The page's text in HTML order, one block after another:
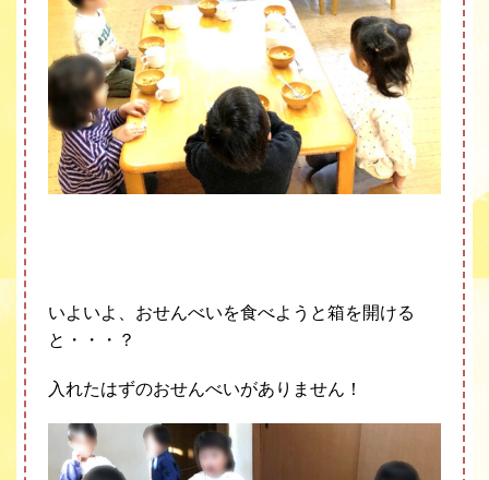
いよいよ、おせんべいを食べようと箱を開ける
と・・・？
入れたはずのおせんべいがありません！